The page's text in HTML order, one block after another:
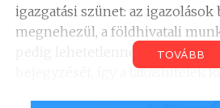
igazgatási szünet: az igazolások
megnehezül, a földhivatali
pedig lehetetlenné teszi a
bejegyzését, így a lakáshitelek
TOVÁBB